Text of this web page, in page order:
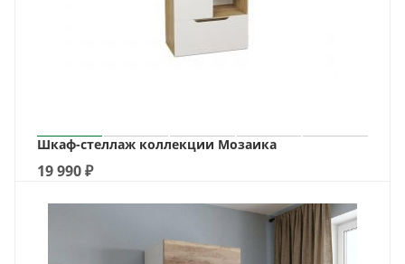
Шкаф-стеллаж коллекции Мозаика
19 990₽